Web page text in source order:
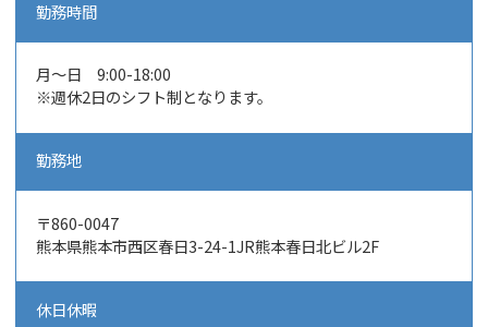
勤務時間
月～日 9:00-18:00
※週休2日のシフト制となります。
勤務地
〒860-0047
熊本県熊本市西区春日3-24-1JR熊本春日北ビル2F
休日休暇